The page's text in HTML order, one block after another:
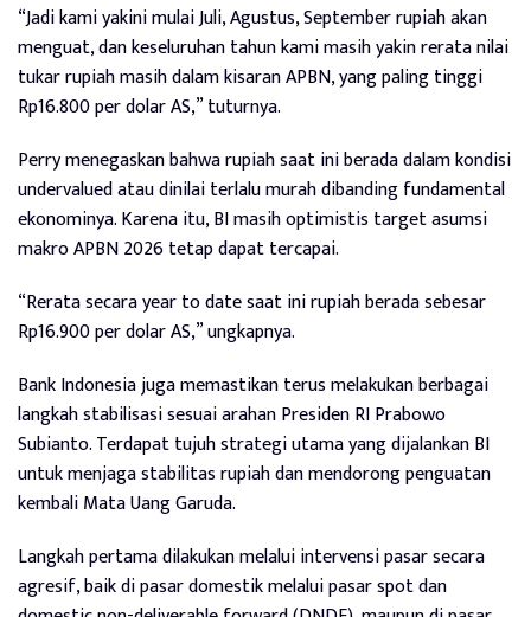
“Jadi kami yakini mulai Juli, Agustus, September rupiah akan
menguat, dan keseluruhan tahun kami masih yakin rerata nilai
tukar rupiah masih dalam kisaran APBN, yang paling tinggi
Rp16.800 per dolar AS,” tuturnya.
Perry menegaskan bahwa rupiah saat ini berada dalam kondisi
undervalued atau dinilai terlalu murah dibanding fundamental
ekonominya. Karena itu, BI masih optimistis target asumsi
makro APBN 2026 tetap dapat tercapai.
“Rerata secara year to date saat ini rupiah berada sebesar
Rp16.900 per dolar AS,” ungkapnya.
Bank Indonesia juga memastikan terus melakukan berbagai
langkah stabilisasi sesuai arahan Presiden RI Prabowo
Subianto. Terdapat tujuh strategi utama yang dijalankan BI
untuk menjaga stabilitas rupiah dan mendorong penguatan
kembali Mata Uang Garuda.
Langkah pertama dilakukan melalui intervensi pasar secara
agresif, baik di pasar domestik melalui pasar spot dan